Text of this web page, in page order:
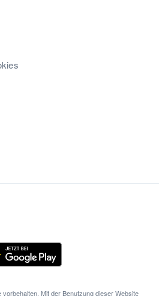
Mit der Benutzung dieser Website